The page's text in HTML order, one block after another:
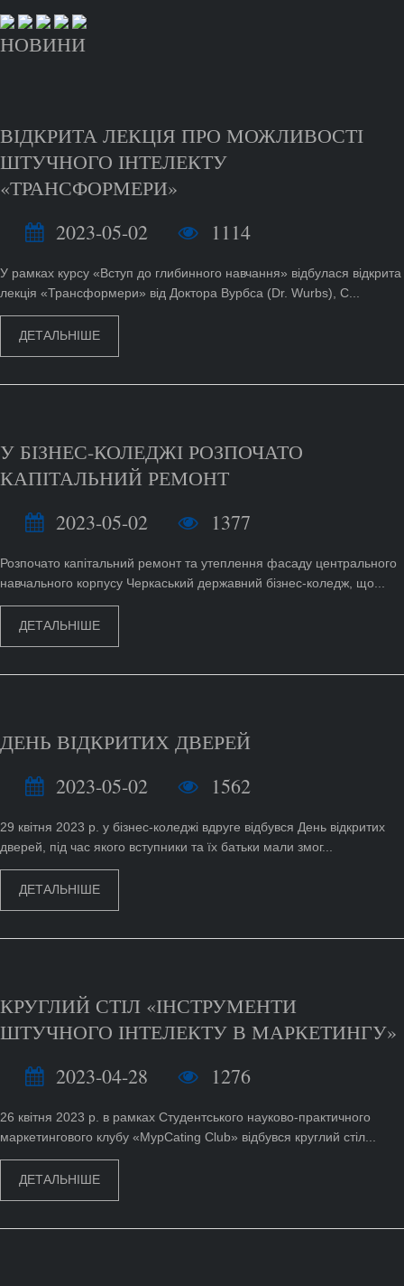
НОВИНИ
ВІДКРИТА ЛЕКЦІЯ ПРО МОЖЛИВОСТІ
ШТУЧНОГО ІНТЕЛЕКТУ
«ТРАНСФОРМЕРИ»
2023-05-02
1114
У рамках курсу «Вступ до глибинного навчання» відбулася відкрита
лекція «Трансформери» від Доктора Вурбса (Dr. Wurbs), C...
ДЕТАЛЬНІШЕ
У БІЗНЕС-КОЛЕДЖІ РОЗПОЧАТО
КАПІТАЛЬНИЙ РЕМОНТ
2023-05-02
1377
Розпочато капітальний ремонт та утеплення фасаду центрального
навчального корпусу Черкаський державний бізнес-коледж, що...
ДЕТАЛЬНІШЕ
ДЕНЬ ВІДКРИТИХ ДВЕРЕЙ
2023-05-02
1562
29 квітня 2023 р. у бізнес-коледжі вдруге відбувся День відкритих
дверей, під час якого вступники та їх батьки мали змог...
ДЕТАЛЬНІШЕ
КРУГЛИЙ СТІЛ «ІНСТРУМЕНТИ
ШТУЧНОГО ІНТЕЛЕКТУ В МАРКЕТИНГУ»
2023-04-28
1276
26 квітня 2023 р. в рамках Студентського науково-практичного
маркетингового клубу «МурCating Club» відбувся круглий стіл...
ДЕТАЛЬНІШЕ